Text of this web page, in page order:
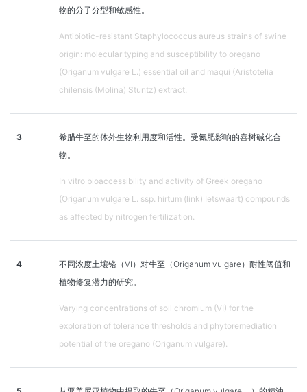
物的分子分型和敏感性。
Antibiotic-resistant Staphylococcus aureus strains of swine
origin: molecular typing and susceptibility to oregano
(Origanum vulgare L.) essential oil and maqui (Aristotelia
chilensis (Molina) Stuntz) extract.
3
希腊牛至的体外生物利用度和活性。受氮肥影响的喜树碱化合
物。
In vitro bioaccessibility and activity of Greek oregano
(Origanum vulgare L. ssp. hirtum (link) Ietswaart) compounds
as affected by nitrogen fertilization.
4
不同浓度土壤铬（Ⅵ）对牛至（Origanum vulgare）耐性阈值和
植物修复潜力的研究。
Varying concentrations of soil chromium (VI) for the
exploration of tolerance thresholds and phytoremediation
potential of the oregano (Origanum vulgare).